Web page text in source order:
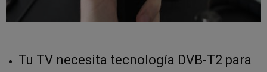
Tu TV necesita tecnología DVB-T2 para